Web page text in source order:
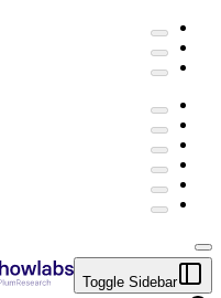
Toggle Sidebar